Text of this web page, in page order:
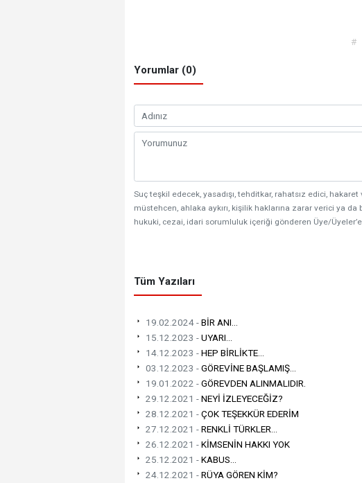
#
Yorumlar (0)
Suç teşkil edecek, yasadışı, tehditkar, rahatsız edici,
müstehcen, ahlaka aykırı, kişilik haklarına zarar verici ya
hukuki, cezai, idari sorumluluk içeriği gönderen Üye/
Tüm Yazıları
19.02.2024 -BİR ANI...
15.12.2023 -UYARI...
14.12.2023 -HEP BİRLİKTE...
03.12.2023 -GÖREVİNE BAŞLAMIŞ...
19.01.2022 -GÖREVDEN ALINMALIDIR.
29.12.2021 -NEYİ İZLEYECEĞİZ?
28.12.2021 -ÇOK TEŞEKKÜR EDERİM
27.12.2021 -RENKLİ TÜRKLER...
26.12.2021 -KİMSENİN HAKKI YOK
25.12.2021 -KABUS...
24.12.2021 -RÜYA GÖREN KİM?